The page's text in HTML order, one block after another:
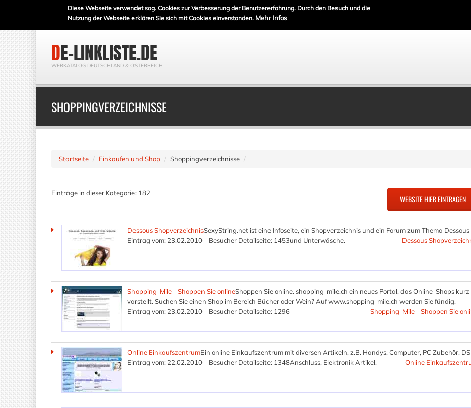
Diese Webseite verwendet sog. Cookies zur Verbesserung der Benutzererfahrung. Durch den Besuch und die
Nutzung der Webseite erklären Sie sich mit Cookies einverstanden. Mehr Infos
DE-LINKLISTE.DE
WEBKATALOG DEUTSCHLAND & ÖSTERREICH
SHOPPINGVERZEICHNISSE
Startseite Einkaufen und Shop Shoppingverzeichnisse
Einträge in dieser Kategorie: 182
Dessous ShopverzeichnisSexyString.net ist eine Infoseite, ein Shopverzeichnis und ein Forum zum Thema Dessous
und Unterwäsche.
Eintrag vom: 23.02.2010 - Besucher Detailseite: 1453 Dessous
Shopping-Mile - Shoppen Sie onlineShoppen Sie online. shopping-mile.ch ein neues Portal, das Online-Shops kurz
vorstellt. Suchen Sie einen Shop im Bereich Bücher oder Wein? Auf www.shopping-mile.ch werden Sie fündig.
Eintrag vom: 23.02.2010 - Besucher Detailseite: 1296
Shopping-Mile - Shoppen Sie
Online EinkaufszentrumEin online Einkaufszentrum mit diversen Artikeln, z.B. Handys, Computer, PC Zubehör,
Anschluss, Elektronik Artikel.
Eintrag vom: 22.02.2010 - Besucher Detailseite: 1348 Online